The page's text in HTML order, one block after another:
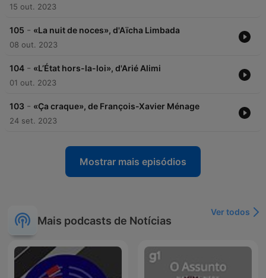
15 out. 2023
105 - «La nuit de noces», d'Aïcha Limbada
08 out. 2023
104 - «L’État hors-la-loi», d'Arié Alimi
01 out. 2023
103 - «Ça craque», de François-Xavier Ménage
24 set. 2023
Mostrar mais episódios
Mais podcasts de Notícias
Ver todos